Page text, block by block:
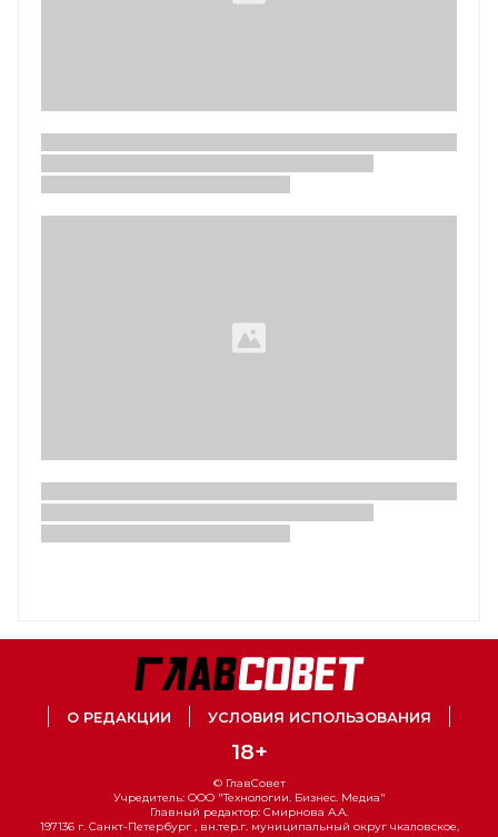
О РЕДАКЦИИ УСЛОВИЯ ИСПОЛЬЗОВАНИЯ
18+
© ГлавСовет
Учредитель: ООО "Технологии. Бизнес. Медиа"
Главный редактор: Смирнова А.А.
197136 г. Санкт-Петербург , вн.тер.г. муниципальный округ чкаловское,